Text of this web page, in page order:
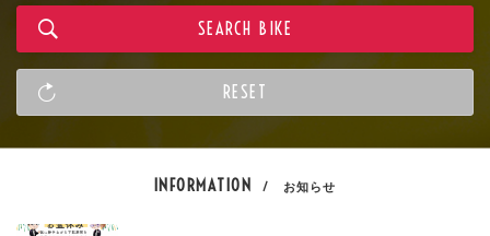
INFORMATION / お知らせ